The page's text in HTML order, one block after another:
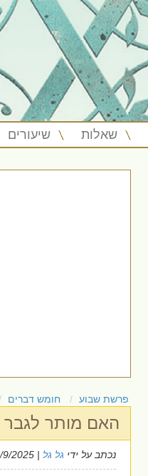
שאלות שיעורים
פרשת שבוע חומש דברים
האם מותר לגבר
נכתב על ידי גל גל | 3/9/2025